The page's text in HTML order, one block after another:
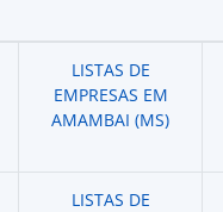
LISTAS DE
EMPRESAS EM
AMAMBAI (MS)
LISTAS DE